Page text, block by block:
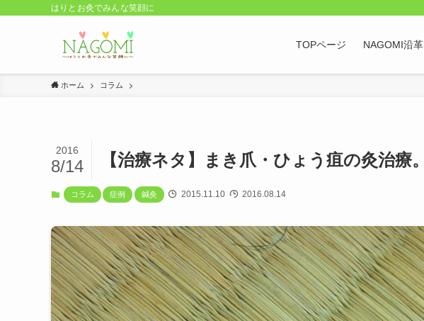
はりとお灸でみんな笑顔に
TOPページ NAGOMI沿革
ホーム コラム
【治療ネタ】まき爪・ひょう疽の灸治療。
2016
8/14
コラム 症例 鍼灸 2015.11.10 2016.08.14